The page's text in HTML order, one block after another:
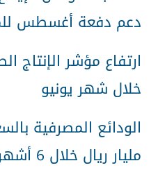
دعم دفعة أغسطس
خلال شهر يونيو
مليار ريال خلال 6 أشهر من 2025